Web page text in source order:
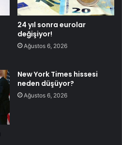
24 yıl sonra eurolar
değişiyor!
Ağustos 6, 2026
New York Times hissesi
neden düşüyor?
Ağustos 6, 2026